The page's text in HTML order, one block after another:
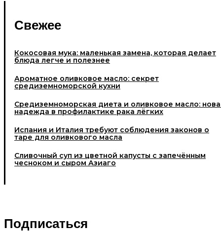
Свежее
Кокосовая мука: маленькая замена, которая делает
блюда легче и полезнее
Ароматное оливковое масло: секрет
средиземноморской кухни
Средиземноморская диета и оливковое масло:
надежда в профилактике рака лёгких
Испания и Италия требуют соблюдения законов о
таре для оливкового масла
Cливочный суп из цветной капусты с запечённым
чесноком и сыром Азиаго
Подписаться